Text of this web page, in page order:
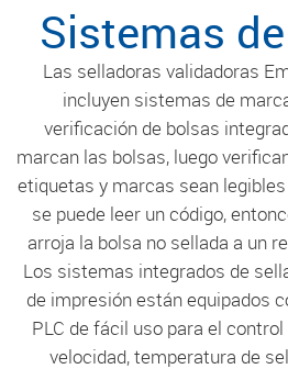
Sistemas
Las selladoras validadoras
incluyen sistemas de
verificación de bolsas
marcan las bolsas, luego
etiquetas y marcas sean
se puede leer un código,
arroja la bolsa no sellada a un
Los sistemas integrados de
de impresión están equipados
PLC de fácil uso para el
velocidad, temperatura de